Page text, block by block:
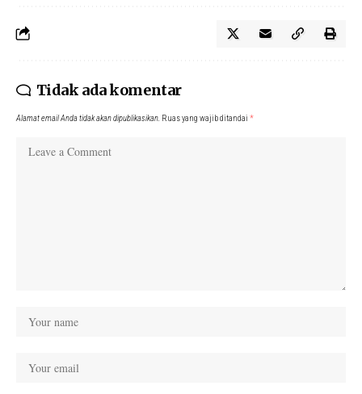
Tidak ada komentar
Alamat email Anda tidak akan dipublikasikan. Ruas yang wajib ditandai *